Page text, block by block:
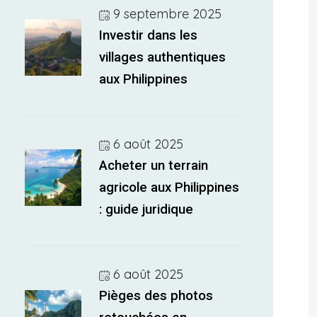
9 septembre 2025
Investir dans les
villages authentiques
aux Philippines
6 août 2025
Acheter un terrain
agricole aux Philippines
: guide juridique
6 août 2025
Pièges des photos